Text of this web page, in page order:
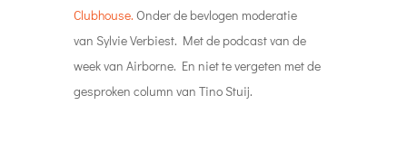
Clubhouse. Onder de bevlogen moderatie
van Sylvie Verbiest. Met de podcast van de
week van Airborne. En niet te vergeten met de
gesproken column van Tino Stuij.